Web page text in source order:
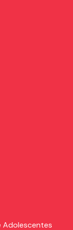
Adolescentes